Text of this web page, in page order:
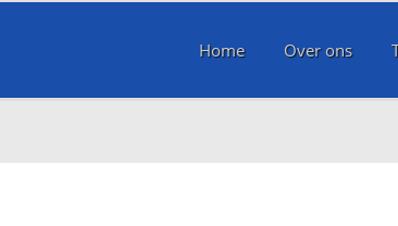
Home Over ons